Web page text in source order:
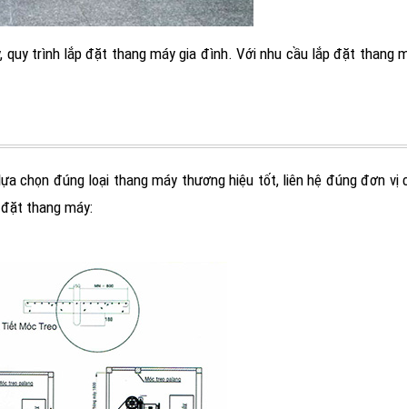
quy trình lắp đặt thang máy gia đình. Với nhu cầu lắp đặt thang
chọn đúng loại thang máy thương hiệu tốt, liên hệ đúng đơn vị
thang máy: